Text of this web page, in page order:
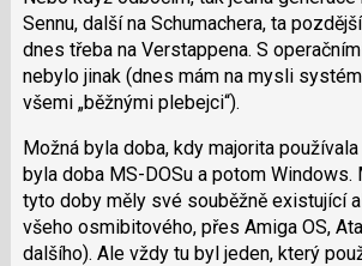
Sennu, další na Schumachera, ta
dnes třeba na Verstappena. S
nebylo jinak (dnes mám na mysli
všemi „běžnými plebejci“).
Možná byla doba, kdy majorita
byla doba MS-DOSu a potom Windows.
tyto doby měly své souběžně existující
všeho osmibitového, přes Amiga OS,
dalšího). Ale vždy tu byl jeden, který